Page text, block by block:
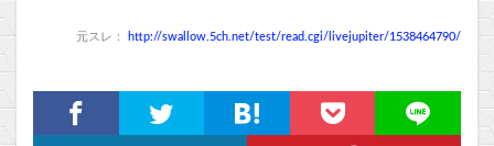
元スレ： http://swallow.5ch.net/test/read.cgi/livejupiter/1538464790/